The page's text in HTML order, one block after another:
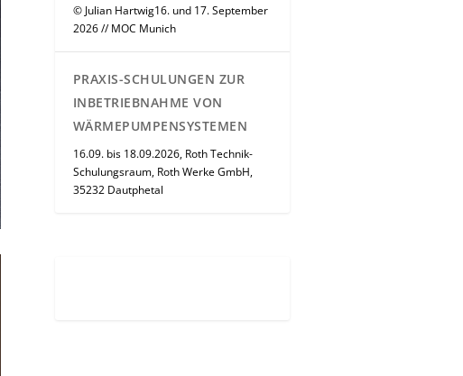
© Julian Hartwig16. und 17. September
2026 // MOC Munich
PRAXIS-SCHULUNGEN ZUR
INBETRIEBNAHME VON
WÄRMEPUMPENSYSTEMEN
16.09. bis 18.09.2026, Roth Technik-
Schulungsraum, Roth Werke GmbH,
35232 Dautphetal